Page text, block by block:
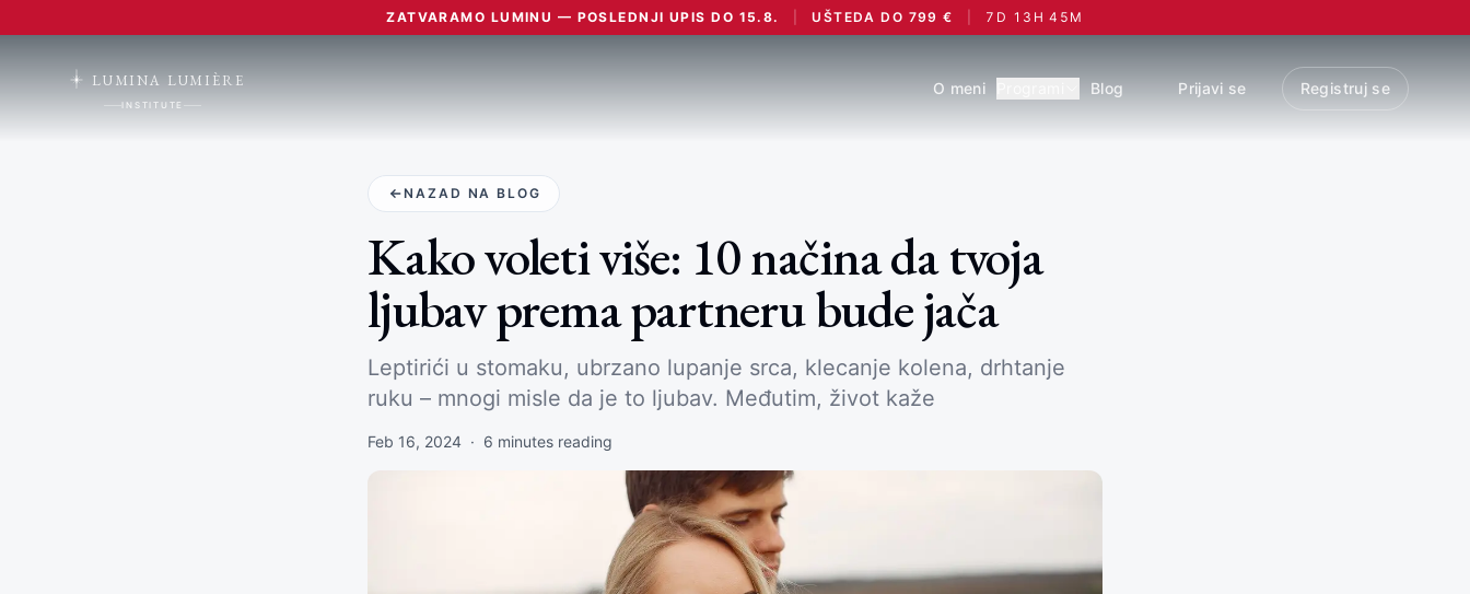
ZATVARAMO LUMINU — POSLEDNJI UPIS DO 15.8. UŠTEDA DO 799 € 7 D 13 H45 M
LUMINA LUMIÈRE
INSTITUTE
O meni Blog Prijavi se Registruj se
NAZAD NA BLOG
Kako voleti više: 10 načina da tvoja
ljubav prema partneru bude jača
Leptirići u stomaku, ubrzano lupanje srca, klecanje kolena, drhtanje
ruku – mnogi misle da je to ljubav. Međutim, život kaže
Feb 16, 2024 · 6 minutes reading